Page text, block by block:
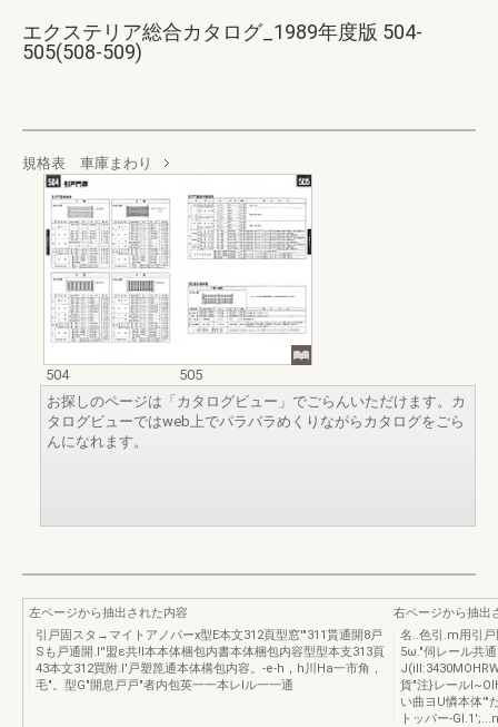
エクステリア総合カタログ_1989年度版 504-
505(508-509)
規格表 車庫まわり
504
505
お探しのページは「カタログビュー」でごらんいただけます。カ
タログビューではweb上でパラパラめくりながらカタログをごら
んになれます。
左ページから抽出された内容
引戸固スタ→マイトアノパーx型E本文312頁型窓'"311貰通開8戸
Sも戸通開.l''盟ε共!I本本体梱包内書本体梱包内容型型本支313頁
43本文312買附.l'戸塑箆通本体構包内容。-e-h，h川Ha一市角，
毛"。型G"開息戸戸"者内包英一一本レlル一一通
右ページから抽出
名..色引.m用引
5ω."伺レール共
貨"注}レール
い曲ヨU憐本体'"
トッパー-